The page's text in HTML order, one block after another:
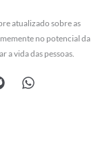
atualizado sobre as
no potencial da
vida das pessoas.